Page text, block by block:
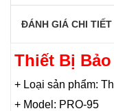
ĐÁNH GIÁ CHI TIẾT
Thiết Bị
+ Loại sản phẩm:
+ Model: PRO-95